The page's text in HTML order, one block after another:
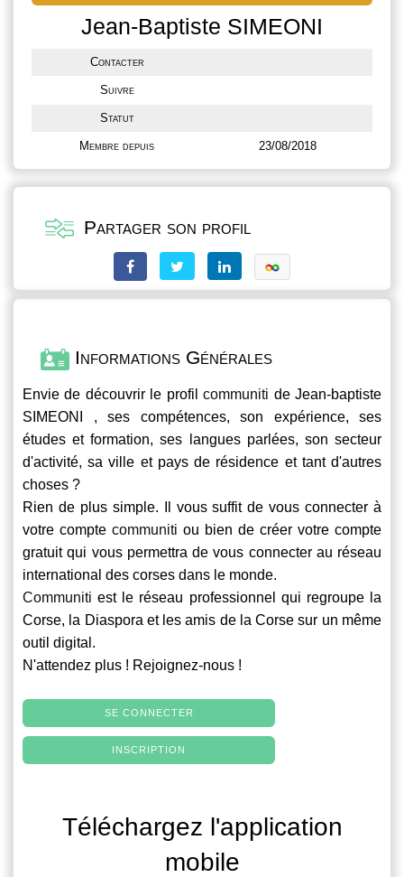
Jean-Baptiste SIMEONI
Contacter
Suivre
Statut
Membre depuis 23/08/2018
Partager son profil
Informations Générales
Envie de découvrir le profilcommuniti de Jean-baptiste
SIMEONI , ses compétences, son expérience, ses
études et formation, ses langues parlées, son secteur
d'activité, sa ville et pays de résidence et tant d'autres
choses ?
Rien de plus simple. Il vous suffit de vous connecter à
votre compte communiti ou bien de créer votre compte
gratuit qui vous permettra de vous connecter au réseau
international des corses dans le monde.
Communiti est le réseau professionnel qui regroupe la
Corse, la Diaspora et les amis de la Corse sur un même
outil digital.
N'attendez plus ! Rejoignez-nous !
SE CONNECTER
INSCRIPTION
Téléchargez l'application
mobile